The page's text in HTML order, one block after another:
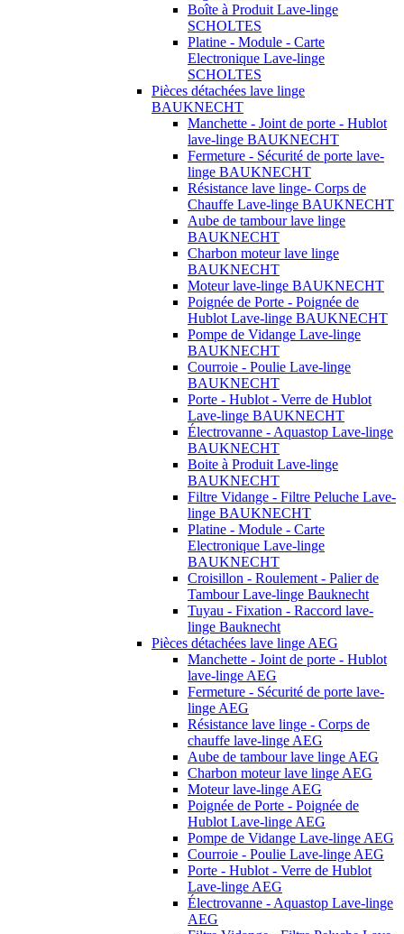
Boîte à Produit Lave-linge
SCHOLTES
Platine - Module - Carte
Electronique Lave-linge
SCHOLTES
Pièces détachées lave linge
BAUKNECHT
Manchette - Joint de porte - Hublot
lave-linge BAUKNECHT
Fermeture - Sécurité de porte lave-
linge BAUKNECHT
Résistance lave linge- Corps de
Chauffe Lave-linge BAUKNECHT
Aube de tambour lave linge
BAUKNECHT
Charbon moteur lave linge
BAUKNECHT
Moteur lave-linge BAUKNECHT
Poignée de Porte - Poignée de
Hublot Lave-linge BAUKNECHT
Pompe de Vidange Lave-linge
BAUKNECHT
Courroie - Poulie Lave-linge
BAUKNECHT
Porte - Hublot - Verre de Hublot
Lave-linge BAUKNECHT
Électrovanne - Aquastop Lave-linge
BAUKNECHT
Boite à Produit Lave-linge
BAUKNECHT
Filtre Vidange - Filtre Peluche Lave-
linge BAUKNECHT
Platine - Module - Carte
Electronique Lave-linge
BAUKNECHT
Croisillon - Roulement - Palier de
Tambour Lave-linge Bauknecht
Tuyau - Fixation - Raccord lave-
linge Bauknecht
Pièces détachées lave linge AEG
Manchette - Joint de porte - Hublot
lave-linge AEG
Fermeture - Sécurité de porte lave-
linge AEG
Résistance lave linge - Corps de
chauffe lave-linge AEG
Aube de tambour lave linge AEG
Charbon moteur lave linge AEG
Moteur lave-linge AEG
Poignée de Porte - Poignée de
Hublot Lave-linge AEG
Pompe de Vidange Lave-linge AEG
Courroie - Poulie Lave-linge AEG
Porte - Hublot - Verre de Hublot
Lave-linge AEG
Électrovanne - Aquastop Lave-linge
AEG